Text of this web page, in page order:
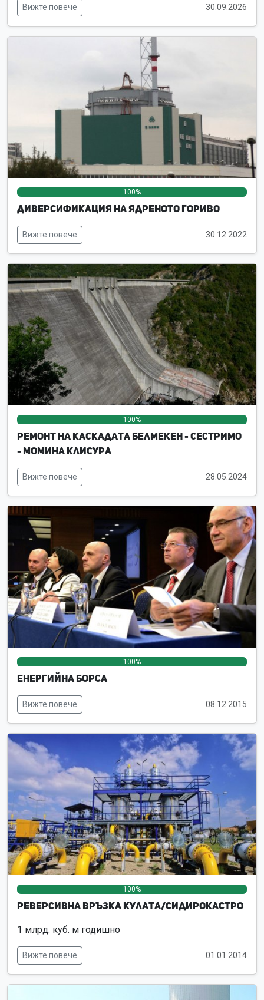
Вижте повече 30.09.2026
100%
Диверсификация на ядреното гориво
Вижте повече 30.12.2022
100%
Ремонт на каскадата Белмекен - Сестримо
- Момина клисура
Вижте повече 28.05.2024
100%
Енергийна борса
Вижте повече 08.12.2015
100%
Реверсивна връзка Кулата/Сидирокастро
1 млрд. куб. м годишно
Вижте повече 01.01.2014